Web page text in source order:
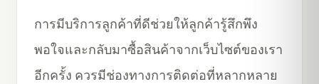
การมีบริการลูกค้าที่ดีช่วยให้ลูกค้ารู้สึกพึง
พอใจและกลับมาซื้อสินค้าจากเว็บไซต์ของเรา
อีกครั้ง ควรมีช่องทางการติดต่อที่หลากหลาย